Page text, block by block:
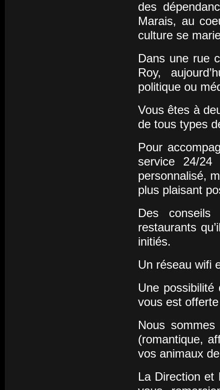
des
Marais, au
culture se
Dans une rue
Roy,
politique ou
Vous êtes à
de tous types
Pour
service 24/
personnalisé,
plus plaisant
Des
restaurants
initiés.
Un réseau wifi
Une possibilité
vous est
Nous
(romantique,
vos animaux
La Direction et